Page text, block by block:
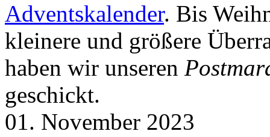
Adventskalender. Bis
kleinere und größere
haben wir unseren
geschickt.
01. November 2023